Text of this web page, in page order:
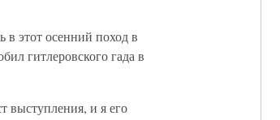
этот осенний поход в
гитлеровского гада в
выступления, и я его